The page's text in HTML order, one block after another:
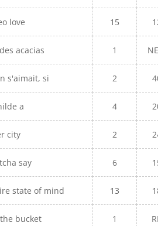
love 15
acacias 1
s'aimait, si 2
a 4
city 2
say 6
state of mind 13
bucket 1